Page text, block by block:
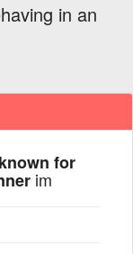
in an
for
im